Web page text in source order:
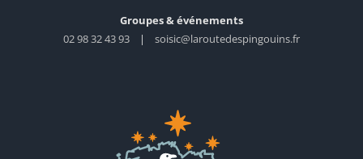
Groupes & événements
02 98 32 43 93| soisic@laroutedespingouins.fr